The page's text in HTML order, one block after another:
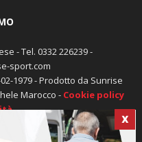
X
- Tel. 0332 226239 -
sport.com
1979 - Prodotto da Sunrise
Marocco - Cookie policy
sport.com